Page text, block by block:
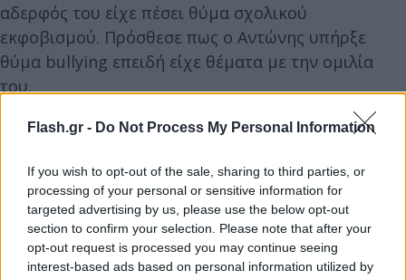
Flash.gr - Do Not Process My Personal Information
If you wish to opt-out of the sale, sharing to third parties, or
processing of your personal or sensitive information for
targeted advertising by us, please use the below opt-out
section to confirm your selection. Please note that after your
opt-out request is processed you may continue seeing
interest-based ads based on personal information utilized by
αδερφός του είχε πέσει θύμα σχολικού
εκφοβισμού. Πρόσθεσε πως ο Αντώνης υπήρξε
θύμα bullying επειδή είχε θέματα με την ομιλία
του.